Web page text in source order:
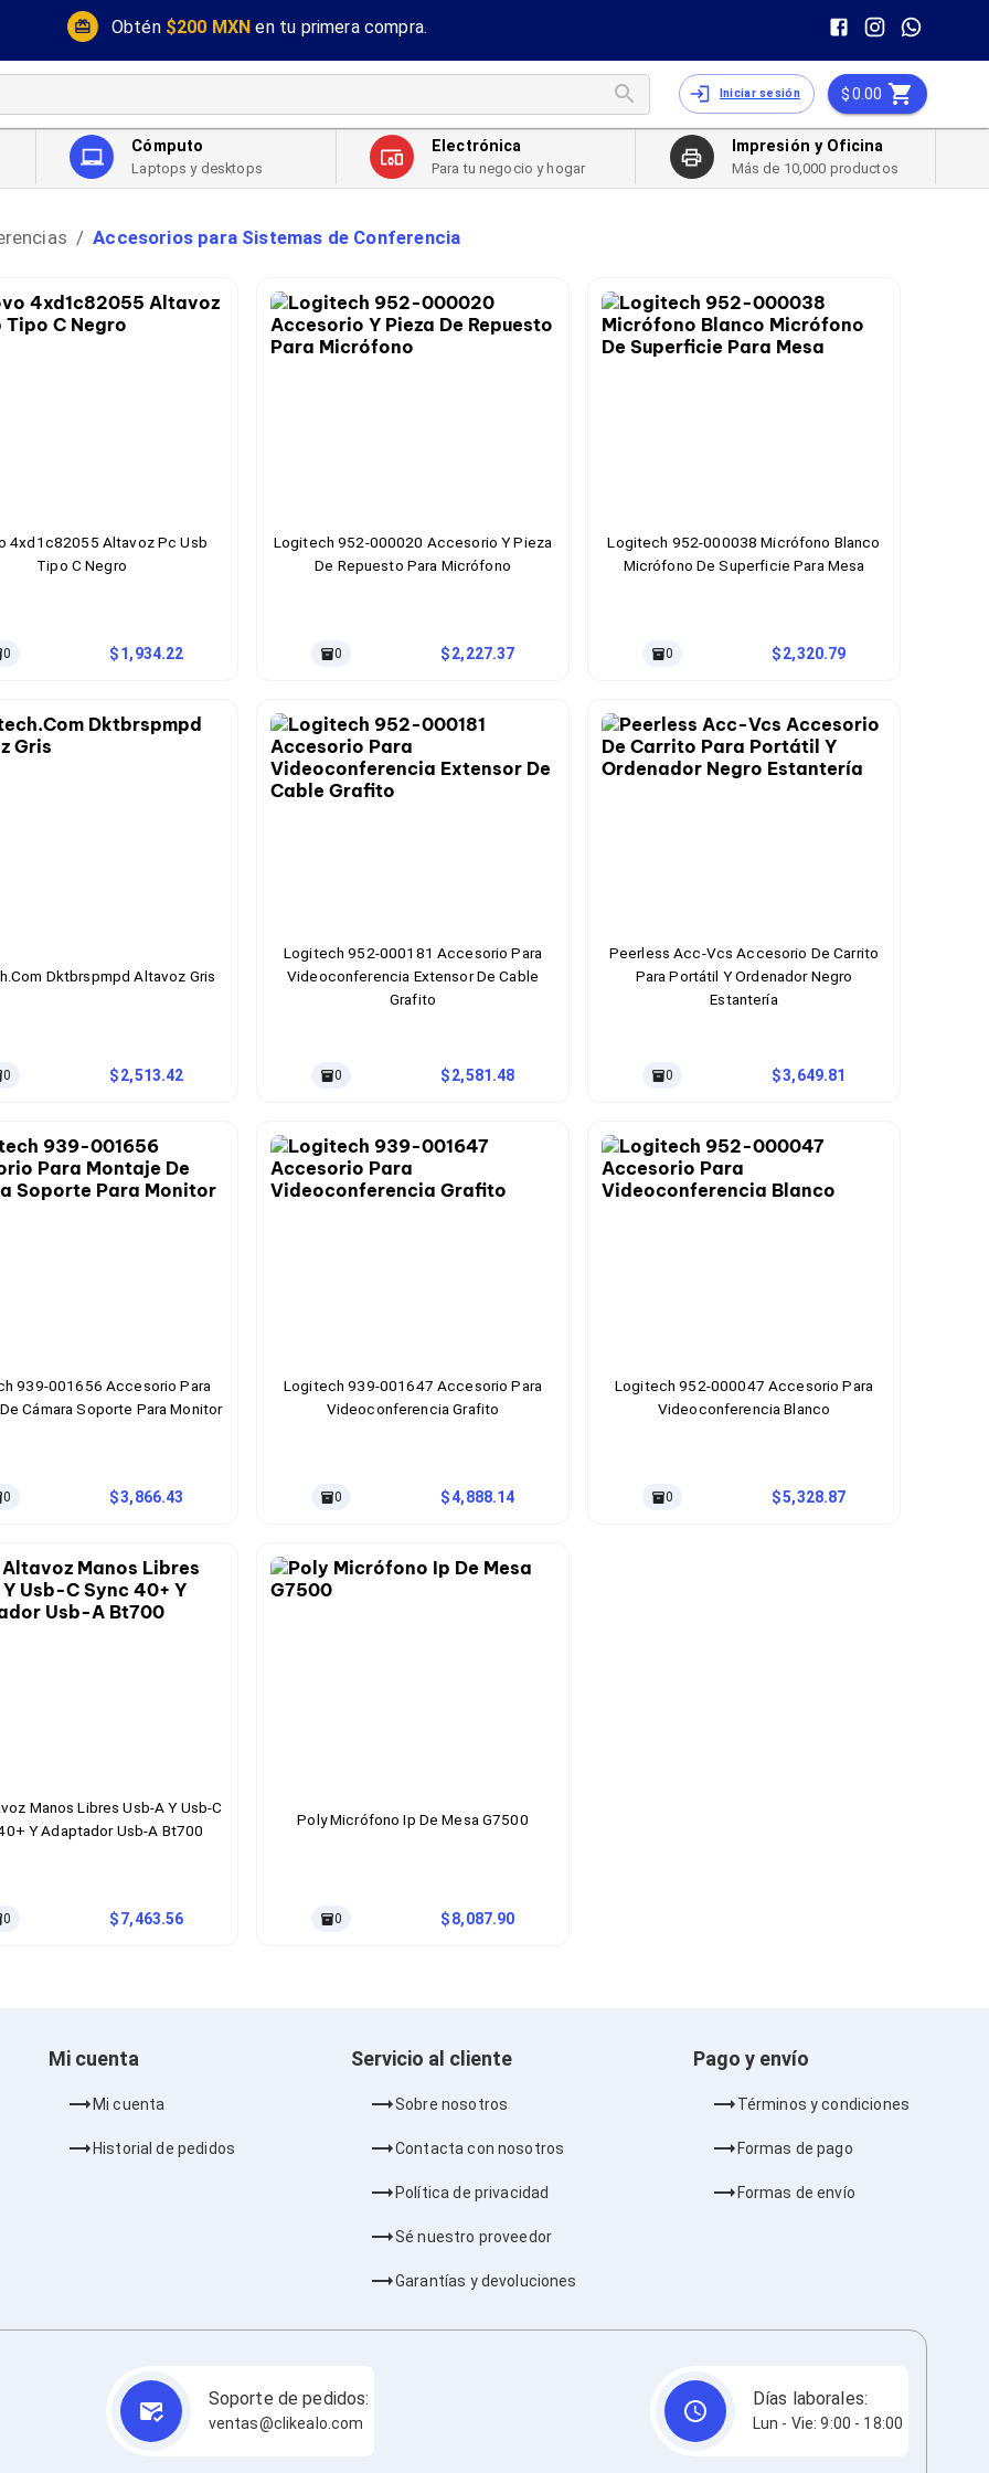
Obtén $200 MXN en tu primera compra.
Iniciar sesión 0.00
Cómputo
Laptops y desktops
Electrónica
Para tu negocio y hogar
Impresión y Oficina
Más de 10,000 productos
/ Accesorios para Sistemas de Conferencia
4xd1c82055 Altavoz Pc Usb
Tipo C Negro
0 1,934.22
Logitech 952-000020 Accesorio Y Pieza
De Repuesto Para Micrófono
0 2,227.37
Logitech 952-000038 Micrófono Blanco
Micrófono De Superficie Para Mesa
0 2,320.79
Dktbrspmpd Altavoz Gris
0 2,513.42
Logitech 952-000181 Accesorio Para
Videoconferencia Extensor De Cable
Grafito
0 2,581.48
Peerless Acc-Vcs Accesorio De Carrito
Para Portátil Y Ordenador Negro
Estantería
0 3,649.81
939-001656 Accesorio Para
Cámara Soporte Para Monitor
0 3,866.43
Logitech 939-001647 Accesorio Para
Videoconferencia Grafito
0 4,888.14
Logitech 952-000047 Accesorio Para
Videoconferencia Blanco
0 5,328.87
Manos Libres Usb-A Y Usb-C
Y Adaptador Usb-A Bt700
0 7,463.56
Poly Micrófono Ip De Mesa G7500
0 8,087.90
Mi cuenta
Mi cuenta
Historial de pedidos
Servicio al cliente
Sobre nosotros
Contacta con nosotros
Política de privacidad
Sé nuestro proveedor
Garantías y devoluciones
Pago y envío
Términos y condiciones
Formas de pago
Formas de envío
Soporte de pedidos:
ventas@clikealo.com
Días laborales:
Lun - Vie: 9:00 - 18:00